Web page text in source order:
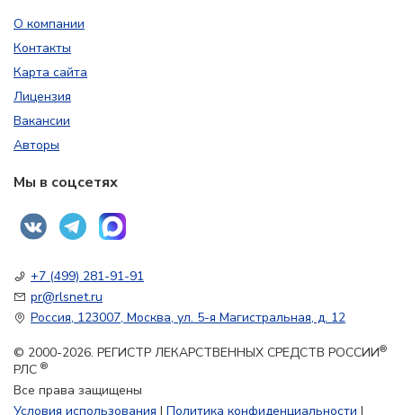
О компании
Контакты
Карта сайта
Лицензия
Вакансии
Авторы
Мы в соцсетях
+7 (499) 281-91-91
pr@rlsnet.ru
Россия, 123007, Москва, ул. 5-я Магистральная, д. 12
© 2000-2026. РЕГИСТР ЛЕКАРСТВЕННЫХ СРЕДСТВ РОССИИ®
РЛС ®
Все права защищены
Условия использования | Политика конфиденциальности |